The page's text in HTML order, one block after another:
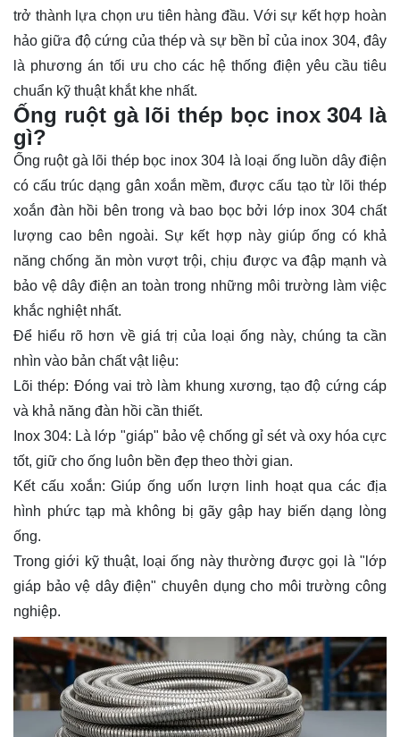
trở thành lựa chọn ưu tiên hàng đầu. Với sự kết hợp hoàn
hảo giữa độ cứng của thép và sự bền bỉ của inox 304, đây
là phương án tối ưu cho các hệ thống điện yêu cầu tiêu
chuẩn kỹ thuật khắt khe nhất.
Ống ruột gà lõi thép bọc inox 304 là
gì?
Ống ruột gà lõi thép bọc inox 304 là loại ống luồn dây điện
có cấu trúc dạng gân xoắn mềm, được cấu tạo từ lõi thép
xoắn đàn hồi bên trong và bao bọc bởi lớp inox 304 chất
lượng cao bên ngoài. Sự kết hợp này giúp ống có khả
năng chống ăn mòn vượt trội, chịu được va đập mạnh và
bảo vệ dây điện an toàn trong những môi trường làm việc
khắc nghiệt nhất.
Để hiểu rõ hơn về giá trị của loại ống này, chúng ta cần
nhìn vào bản chất vật liệu:
Lõi thép: Đóng vai trò làm khung xương, tạo độ cứng cáp
và khả năng đàn hồi cần thiết.
Inox 304: Là lớp "giáp" bảo vệ chống gỉ sét và oxy hóa cực
tốt, giữ cho ống luôn bền đẹp theo thời gian.
Kết cấu xoắn: Giúp ống uốn lượn linh hoạt qua các địa
hình phức tạp mà không bị gãy gập hay biến dạng lòng
ống.
Trong giới kỹ thuật, loại ống này thường được gọi là "lớp
giáp bảo vệ dây điện" chuyên dụng cho môi trường công
nghiệp.